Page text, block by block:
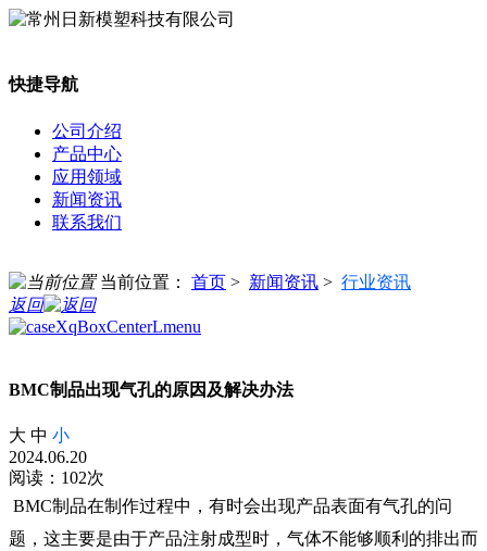
快捷导航
公司介绍
产品中心
应用领域
新闻资讯
联系我们
当前位置： 首页 > 新闻资讯 > 行业资讯
返回
BMC制品出现气孔的原因及解决办法
大 中 小
2024.06.20
阅读：102次
BMC制品在制作过程中，有时会出现产品表面有气孔的问
题，这主要是由于产品注射成型时，气体不能够顺利的排出而